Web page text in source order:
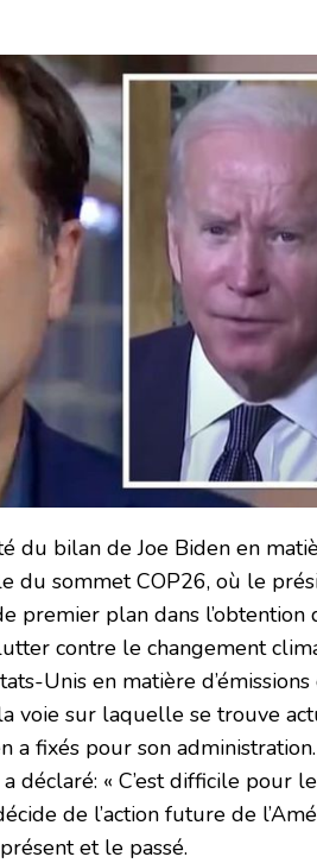
du bilan de Joe Biden en
du sommet COP26, où le
premier plan dans l’obtention
contre le changement
Unis en matière d’émissions
voie sur laquelle se trouve
a fixés pour son
déclaré: « C’est difficile pour
de l’action future de
et le passé.